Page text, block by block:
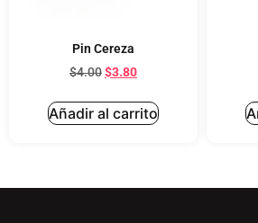
Pin Cereza
$4.00$3.80
Añadir al carrito